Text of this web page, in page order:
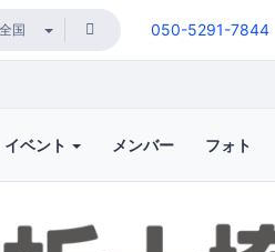
050-5291-7844
イベント メンバー フォト